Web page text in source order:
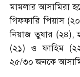
মামলার আসামিরা
গিফফারি পিয়াস
নিয়াজ তুষার (২৪),
(২১) ও ফাহিম
২৫/৩০ জনকে